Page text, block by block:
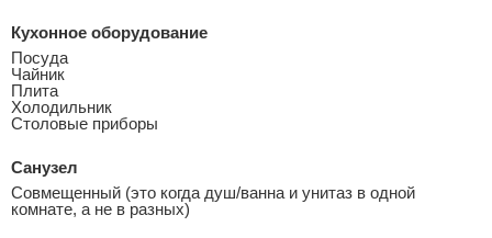
Кухонное оборудование
Посуда
Чайник
Плита
Холодильник
Столовые приборы
Санузел
Совмещенный (это когда душ/ванна и унитаз в одной
комнате, а не в разных)